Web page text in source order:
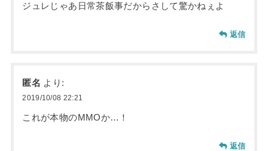
ジュレじゃあ日常茶飯事だからさして驚かねぇよ
返信
匿名 より:
2019/10/08 22:21
これが本物のMMOか…！
返信